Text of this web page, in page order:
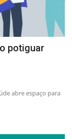
potiguar
abre espaço para